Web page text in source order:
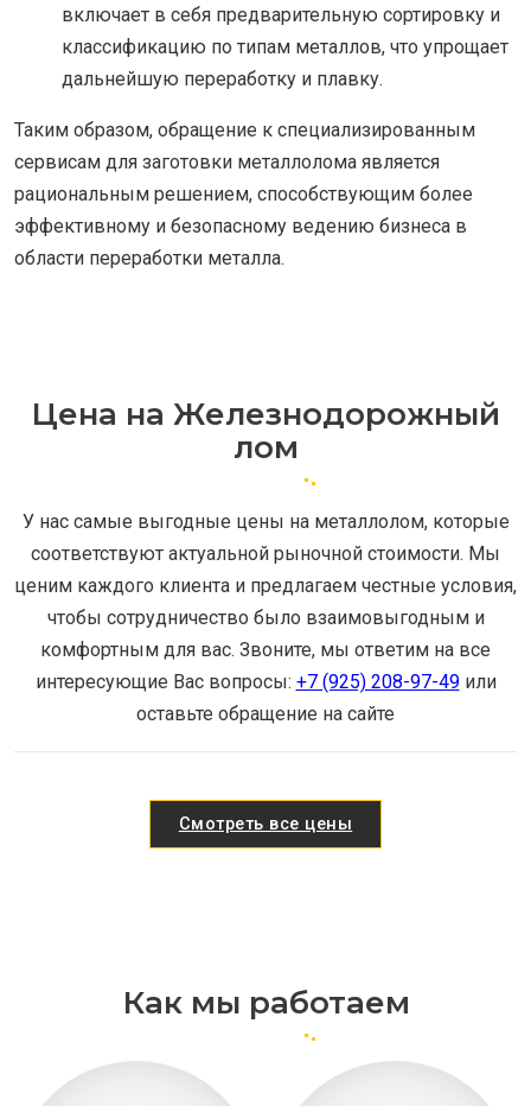
включает в себя предварительную сортировку и
классификацию по типам металлов, что упрощает
дальнейшую переработку и плавку.
Таким образом, обращение к специализированным
сервисам для заготовки металлолома является
рациональным решением, способствующим более
эффективному и безопасному ведению бизнеса в
области переработки металла.
Цена на Железнодорожный
лом
У нас самые выгодные цены на металлолом, которые
соответствуют актуальной рыночной стоимости. Мы
ценим каждого клиента и предлагаем честные условия,
чтобы сотрудничество было взаимовыгодным и
комфортным для вас. Звоните, мы ответим на все
интересующие Вас вопросы: +7 (925) 208-97-49или
оставьте обращение на сайте
Смотреть все цены
Как мы работаем